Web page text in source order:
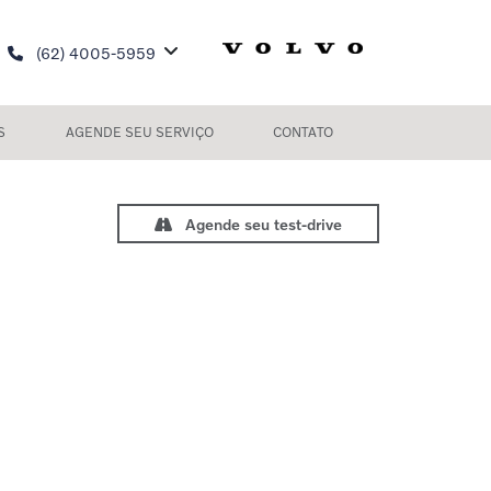
(62) 4005-5959
AGENDE SEU SERVIÇO CONTATO
Agende seu test-drive